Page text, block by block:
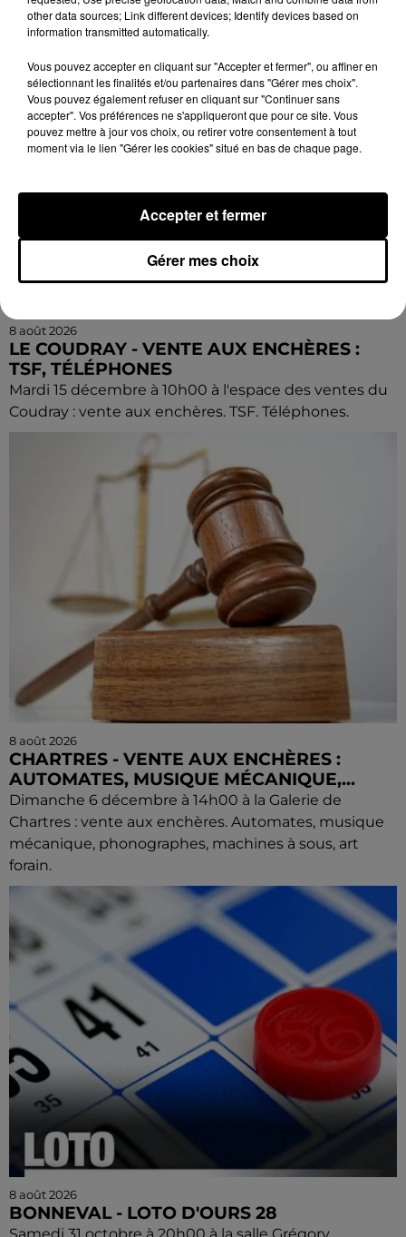
8 août 2026
LE COUDRAY - VENTE AUX ENCHÈRES :
TSF, TÉLÉPHONES
Mardi 15 décembre à 10h00 à l'espace des ventes du
Coudray : vente aux enchères. TSF. Téléphones.
8 août 2026
CHARTRES - VENTE AUX ENCHÈRES :
AUTOMATES, MUSIQUE MÉCANIQUE,...
Dimanche 6 décembre à 14h00 à la Galerie de
Chartres : vente aux enchères. Automates, musique
mécanique, phonographes, machines à sous, art
forain.
8 août 2026
BONNEVAL - LOTO D'OURS 28
other data sources; Link different devices; Identify devices based on
information transmitted automatically.
Vous pouvez accepter en cliquant sur "Accepter et fermer", ou affiner en
sélectionnant les finalités et/ou partenaires dans "Gérer mes choix".
Vous pouvez également refuser en cliquant sur "Continuer sans
accepter". Vos préférences ne s'appliqueront que pour ce site. Vous
pouvez mettre à jour vos choix, ou retirer votre consentement à tout
moment via le lien "Gérer les cookies" situé en bas de chaque page.
Gérer mes choix
Accepter et fermer